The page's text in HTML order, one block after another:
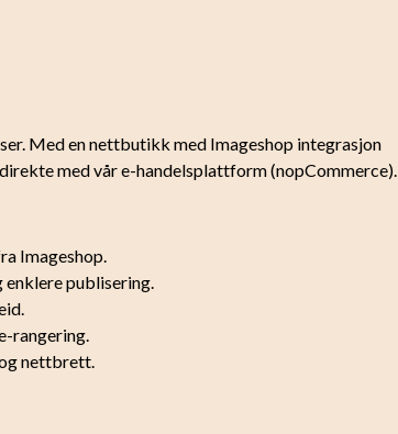
Med en nettbutikk med Imageshop integrasjon
med vår e-handelsplattform (nopCommerce).
Imageshop.
publisering.
rangering.
nettbrett.